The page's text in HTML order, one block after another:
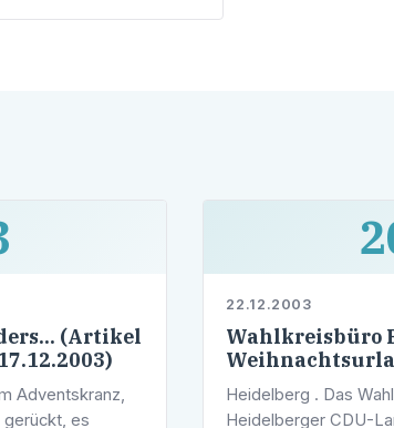
(Artikel
Adventskranz,
es
22.12.2003
Wahlkreisbüro
Heidelberg . Das
Heidelberger CDU-